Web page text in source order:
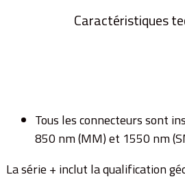
Caractéristiques
Tous les connecteurs sont
850 nm (MM) et 1550 nm
La série + inclut la qualification